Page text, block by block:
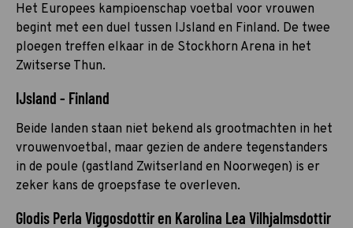
Het Europees kampioenschap voetbal voor vrouwen
begint met een duel tussen IJsland en Finland. De twee
ploegen treffen elkaar in de Stockhorn Arena in het
Zwitserse Thun.
IJsland - Finland
Beide landen staan niet bekend als grootmachten in het
vrouwenvoetbal, maar gezien de andere tegenstanders
in de poule (gastland Zwitserland en Noorwegen) is er
zeker kans de groepsfase te overleven.
Glodis Perla Viggosdottir en Karolina Lea Vilhjalmsdottir